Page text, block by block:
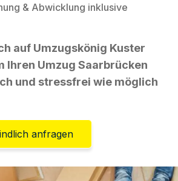
& Abwicklung inklusive
auf Umzugskönig Kuster
Ihren Umzug Saarbrücken
und stressfrei wie möglich
anfragen